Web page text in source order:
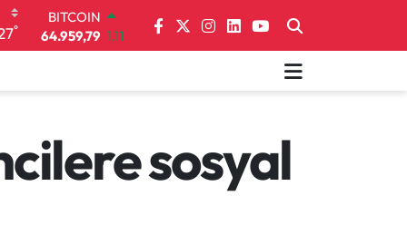
°
DOLAR
47,7436 0.18
EURO
6660.55 0.03
BİST100
sosyal